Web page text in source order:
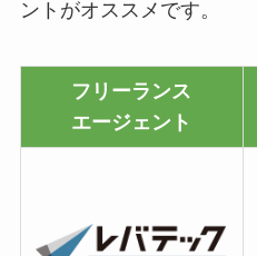
ントがオススメです。
フリーランス
エージェント